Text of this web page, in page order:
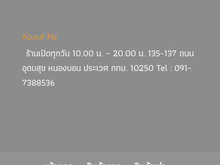
About Me
ร้านเปิดทุกวัน 10.00 น. – 20.00 น. 135-137 ถนน
อุดมสุข หนองบอน ประเวศ กทม. 10250 Tel : 091-
7388536